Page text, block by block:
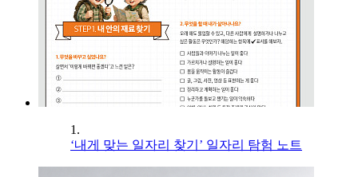
1.
‘내게 맞는 일자리 찾기’ 일자리 탐험 노트